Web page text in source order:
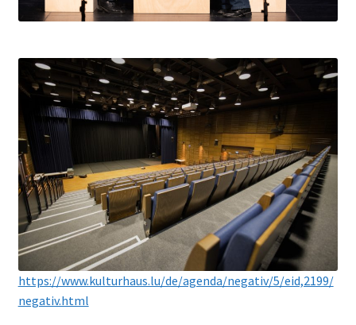
https://www.kulturhaus.lu/de/agenda/negativ/5/eid,2199/
negativ.html